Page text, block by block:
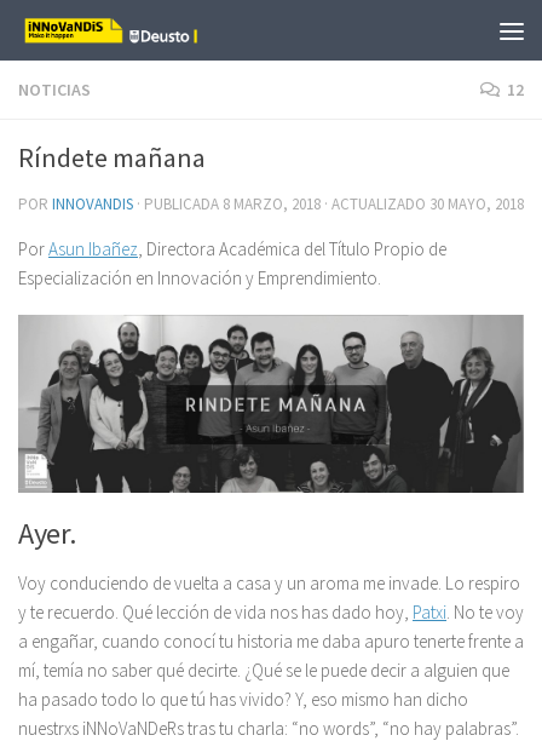
Saltar al contenido
NOTICIAS 12
Ríndete mañana
POR INNOVANDIS · PUBLICADA 8 MARZO, 2018 · ACTUALIZADO 30 MAYO, 2018
PorAsun Ibañez, Directora Académica del Título Propio de
Especialización en Innovación y Emprendimiento.
Ayer.
Voy conduciendo de vuelta a casa y un aroma me invade. Lo respiro
y te recuerdo. Qué lección de vida nos has dado hoy, Patxi. No te voy
a engañar, cuando conocí tu historia me daba apuro tenerte frente a
mí, temía no saber qué decirte. ¿Qué se le puede decir a alguien que
ha pasado todo lo que tú has vivido? Y, eso mismo han dicho
nuestrxs iNNoVaNDeRs tras tu charla: “no words”, “no hay palabras”.